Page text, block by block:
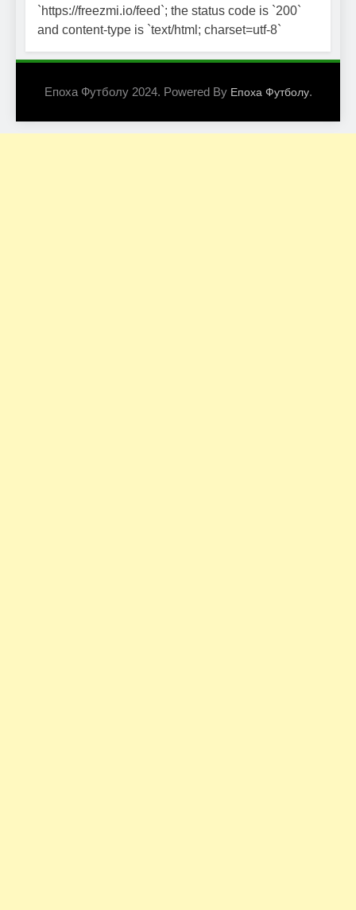
`https://freezmi.io/feed`; the status code is `200`
and content-type is `text/html; charset=utf-8`
Епоха Футболу 2024. Powered By Епоха Футболу.